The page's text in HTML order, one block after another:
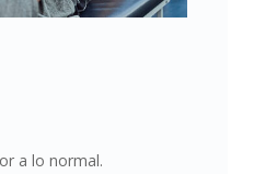
a lo normal.